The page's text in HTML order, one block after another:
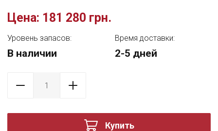
Цена: 181 280 грн.
Уровень запасов:
В наличии
Время доставки:
2-5 дней
Купить